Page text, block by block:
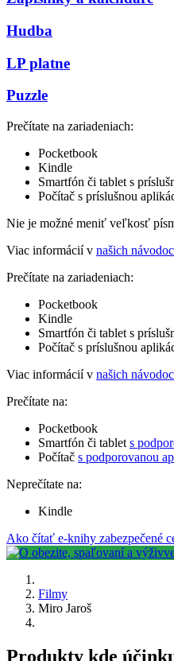
Hudba
LP platne
Puzzle
Prečítate na zariadeniach:
Pocketbook
Kindle
Smartfón či tablet s
Počítač s príslušnou
Nie je možné meniť veľkosť
Viac informácií v našich
Prečítate na zariadeniach:
Pocketbook
Kindle
Smartfón či tablet s
Počítač s príslušnou
Viac informácií v našich
Prečítate na:
Pocketbook
Smartfón či tablet s
Počítač s podporovanou
Neprečítate na:
Kindle
Ako čítať e-knihy zabezpečené
Filmy
Miro Jaroš
Produkty kde